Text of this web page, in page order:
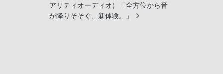
アリティオーディオ）「全方位から音
が降りそそぐ、新体験。」